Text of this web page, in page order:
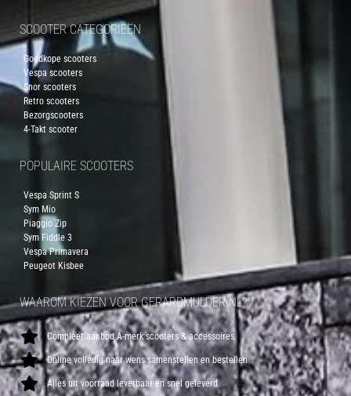
SCOOTER CATEGORIEËN
Goedkope scooters
Vespa scooters
Snor scooters
Retro scooters
Bezorgscooters
4-Takt scooter
POPULAIRE SCOOTERS
Vespa Sprint S
Sym Mio
Piaggio Zip
Sym Fiddle 3
Vespa Primavera
Peugeot Kisbee
WAAROM KIEZEN VOOR GERARDMULDER.NL?
Compleet aanbod A-merk scooters & accessoires
Online volledig naar wens samenstellen en bestellen
Alles uit voorraad leverbaar en snel geleverd